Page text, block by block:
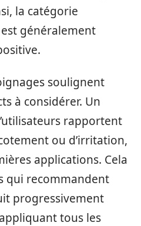
la catégorie
est généralement
soulignent
à considérer. Un
rapportent
ou d’irritation,
applications. Cela
qui recommandent
progressivement
tous les